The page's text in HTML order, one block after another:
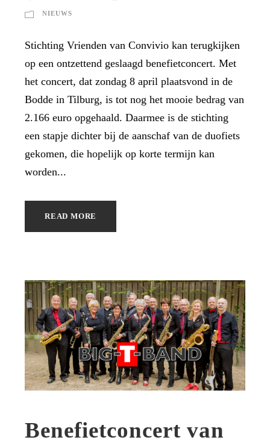
NIEUWS
Stichting Vrienden van Convivio kan terugkijken
op een ontzettend geslaagd benefietconcert. Met
het concert, dat zondag 8 april plaatsvond in de
Bodde in Tilburg, is tot nog het mooie bedrag van
2.166 euro opgehaald. Daarmee is de stichting
een stapje dichter bij de aanschaf van de duofiets
gekomen, die hopelijk op korte termijn kan
worden...
READ MORE
Benefietconcert van